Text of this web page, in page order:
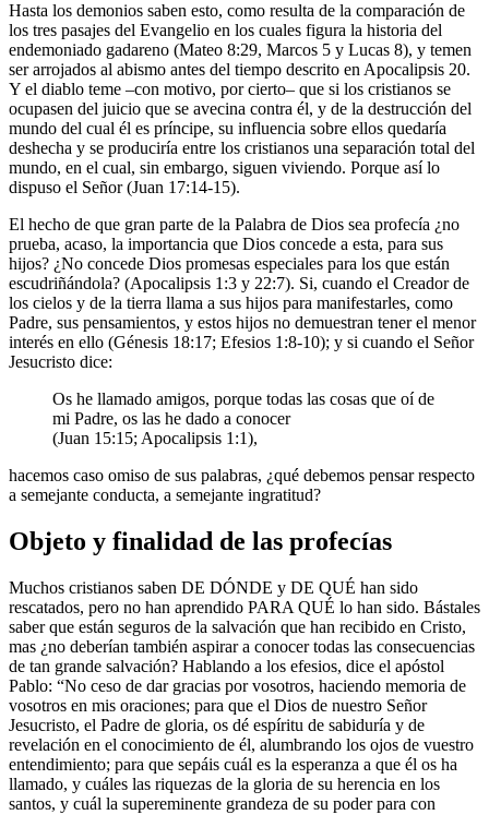
Hasta los demonios saben esto, como resulta de la comparación de
los tres pasajes del Evangelio en los cuales figura la historia del
endemoniado gadareno (Mateo 8:29, Marcos 5 y Lucas 8), y temen
ser arrojados al abismo antes del tiempo descrito en Apocalipsis 20.
Y el diablo teme –con motivo, por cierto– que si los cristianos se
ocupasen del juicio que se avecina contra él, y de la destrucción del
mundo del cual él es príncipe, su influencia sobre ellos quedaría
deshecha y se produciría entre los cristianos una separación total del
mundo, en el cual, sin embargo, siguen viviendo. Porque así lo
dispuso el Señor (Juan 17:14-15).
El hecho de que gran parte de la Palabra de Dios sea profecía ¿no
prueba, acaso, la importancia que Dios concede a esta, para sus
hijos? ¿No concede Dios promesas especiales para los que están
escudriñándola? (Apocalipsis 1:3 y 22:7). Si, cuando el Creador de
los cielos y de la tierra llama a sus hijos para manifestarles, como
Padre, sus pensamientos, y estos hijos no demuestran tener el menor
interés en ello (Génesis 18:17; Efesios 1:8-10); y si cuando el Señor
Jesucristo dice:
Os he llamado amigos, porque todas las cosas que oí de
mi Padre, os las he dado a conocer
(Juan 15:15; Apocalipsis 1:1),
hacemos caso omiso de sus palabras, ¿qué debemos pensar respecto
a semejante conducta, a semejante ingratitud?
Objeto y finalidad de las profecías
Muchos cristianos saben DE DÓNDE y DE QUÉ han sido
rescatados, pero no han aprendido PARA QUÉ lo han sido. Bástales
saber que están seguros de la salvación que han recibido en Cristo,
mas ¿no deberían también aspirar a conocer todas las consecuencias
de tan grande salvación? Hablando a los efesios, dice el apóstol
Pablo: “No ceso de dar gracias por vosotros, haciendo memoria de
vosotros en mis oraciones; para que el Dios de nuestro Señor
Jesucristo, el Padre de gloria, os dé espíritu de sabiduría y de
revelación en el conocimiento de él, alumbrando los ojos de vuestro
entendimiento; para que sepáis cuál es la esperanza a que él os ha
llamado, y cuáles las riquezas de la gloria de su herencia en los
santos, y cuál la supereminente grandeza de su poder para con